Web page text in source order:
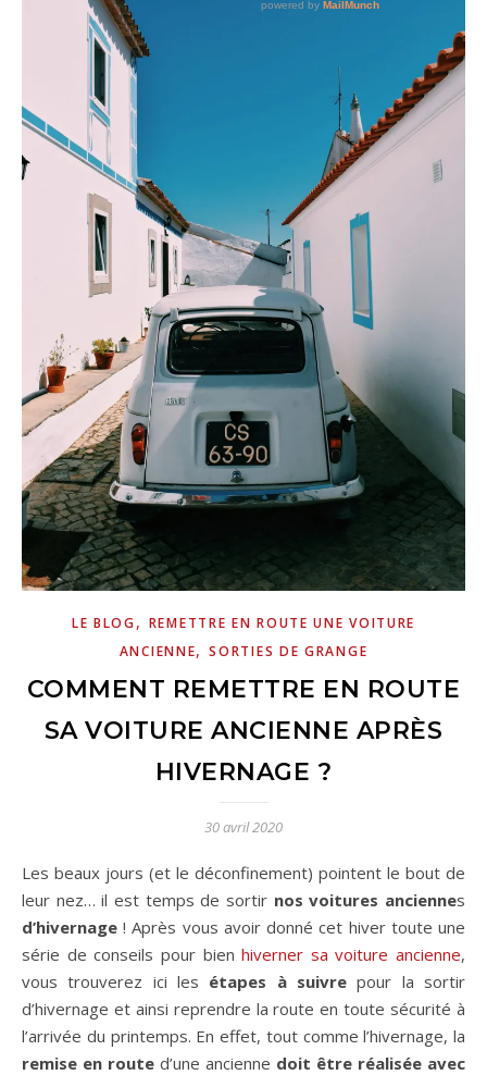
LE BLOG, REMETTRE EN ROUTE UNE VOITURE
ANCIENNE,SORTIES DE GRANGE
COMMENT REMETTRE EN ROUTE
SA VOITURE ANCIENNE APRÈS
HIVERNAGE ?
30 avril 2020
Les beaux jours (et le déconfinement) pointent le bout de
leur nez… il est temps de sortir nos voitures anciennes
d’hivernage ! Après vous avoir donné cet hiver toute une
série de conseils pour bien hiverner sa voiture ancienne,
vous trouverez ici les étapes à suivre pour la sortir
d’hivernage et ainsi reprendre la route en toute sécurité à
l’arrivée du printemps. En effet, tout comme l’hivernage, la
remise en route d’une ancienne doit être réalisée avec